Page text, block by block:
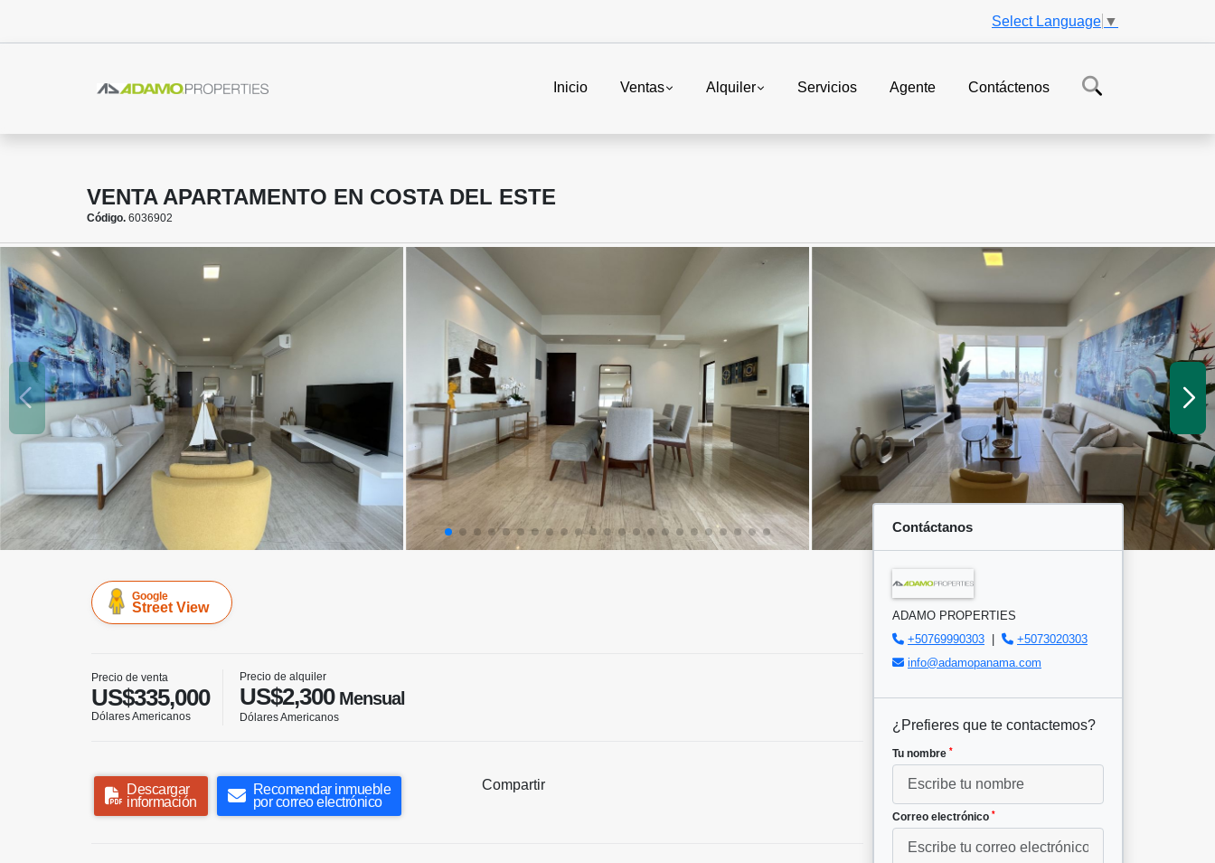
Select Language ▼
Inicio Ventas Alquiler Servicios Agente Contáctenos
VENTA APARTAMENTO EN COSTA DEL ESTE
Código. 6036902
Google
Street View
Precio de venta
US$335,000
Dólares Americanos
Precio de alquiler
US$2,300Mensual
Dólares Americanos
Descargar
información
Recomendar inmueble
por correo electrónico
Compartir
Contáctanos
ADAMO PROPERTIES
+50769990303
+5073020303
info@adamopanama.com
¿Prefieres que te contactemos?
Tu nombre *
Correo electrónico *